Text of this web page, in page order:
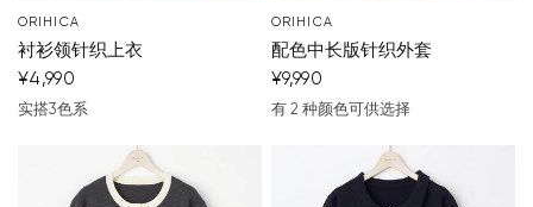
ORIHICA
衬衫领针织上衣
¥4,990
深蓝色
米色黑
实搭3色系
ORIHICA
配色中长版针织外套
¥9,990
白色黑
有 2 种颜色可供选择